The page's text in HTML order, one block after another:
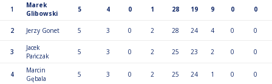
1
Marek
Glibowski
5 4 0 1 28 19 9 0 0
2 Jerzy Gonet 5 3 0 2 28 24 4 0 0
3
Jacek
Pańczak
5 3 0 2 25 23 2 0 0
4
Marcin
Gębala
5 3 0 2 25 24 1 0 0